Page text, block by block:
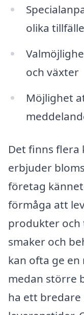
olika
och växter
Möjlighet
Det finns flera
erbjuder
företag
förmåga att
produkter och
smaker och
kan ofta ge en
medan större
ha ett